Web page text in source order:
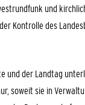
und
Kontrolle des
und der Landtag
soweit sie in